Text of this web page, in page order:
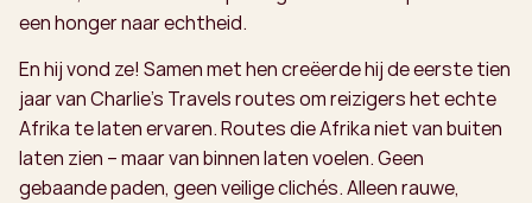
een honger naar echtheid.
En hij vond ze! Samen met hen creëerde hij de eerste tien
jaar van Charlie’s Travels routes om reizigers het echte
Afrika te laten ervaren. Routes die Afrika niet van buiten
laten zien – maar van binnen laten voelen. Geen
gebaande paden, geen veilige clichés. Alleen rauwe,